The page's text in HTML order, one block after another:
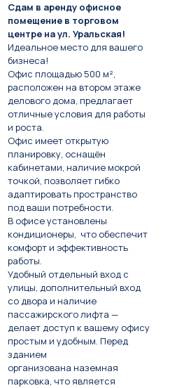
Сдам в аренду офисное
помещение в торговом
центре на ул. Уральская!
Идеальное место для вашего
бизнеса!
Офис площадью 500 м²,
расположен на втором этаже
делового дома, предлагает
отличные условия для работы
и роста.
Офис имеет открытую
планировку, оснащён
кабинетами, наличие мокрой
точкой, позволяет гибко
адаптировать пространство
под ваши потребности.
В офисе установлены
кондиционеры, что обеспечит
комфорт и эффективность
работы.
Удобный отдельный вход с
улицы, дополнительный вход
со двора и наличие
пассажирского лифта —
делает доступ к вашему офису
простым и удобным. Перед
зданием
организована наземная
парковка, что является